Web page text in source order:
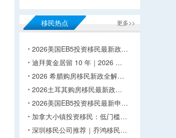
更多>>
移民热点
2026美国EB5投资移民最新政…
迪拜黄金居留 10 年｜2026 …
2026 希腊购房移民新政全解…
2026土耳其购房移民最新政…
2026美国EB5投资移民最新申…
加拿大小镇投资移民：低门槛…
深圳移民公司推荐｜乔鸿移民…